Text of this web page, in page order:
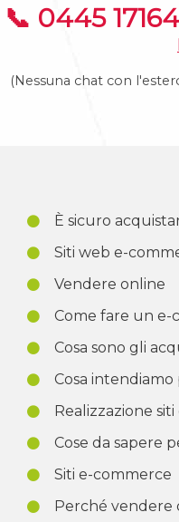
📞 0445
(Nessuna chat con
È sicuro
Siti web e-
Vendere online
Come fare un e-
Cosa sono gli
Cosa
Realizzazione
Cose da sapere
Siti e-commerce
Perché vendere